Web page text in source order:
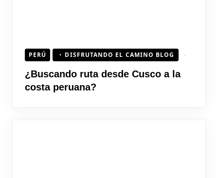
PERÚ DISFRUTANDO EL CAMINO BLOG
¿Buscando ruta desde Cusco a la
costa peruana?